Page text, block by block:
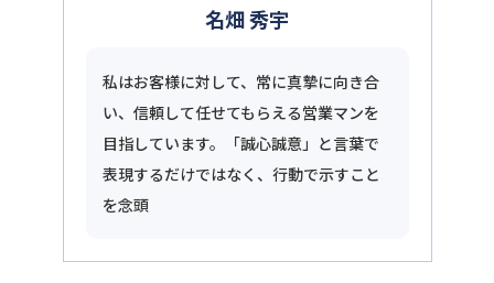
名畑 秀宇
私はお客様に対して、常に真摯に向き合
い、信頼して任せてもらえる営業マンを
目指しています。「誠心誠意」と言葉で
表現するだけではなく、行動で示すこと
を念頭